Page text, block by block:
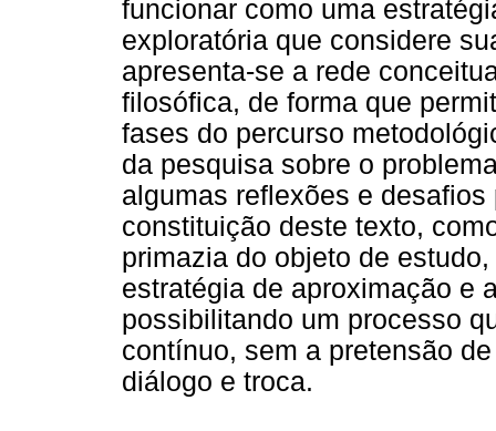
funcionar como uma
exploratória que considere
apresenta-se a rede
filosófica, de forma que
fases do percurso
da pesquisa sobre o
algumas reflexões e
constituição deste texto,
primazia do objeto de
estratégia de aproximação e
possibilitando um processo
contínuo, sem a pretensão
diálogo e troca.